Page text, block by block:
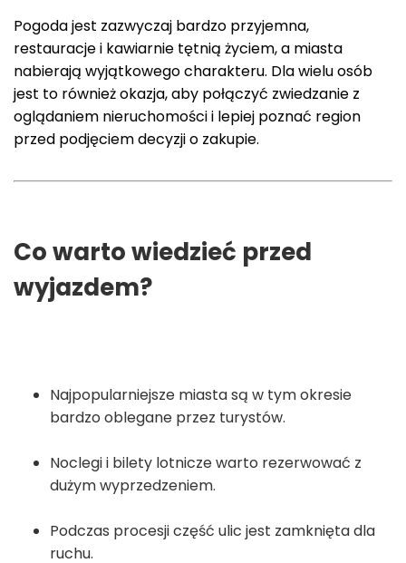
Pogoda jest zazwyczaj bardzo przyjemna,
restauracje i kawiarnie tętnią życiem, a miasta
nabierają wyjątkowego charakteru. Dla wielu osób
jest to również okazja, aby połączyć zwiedzanie z
oglądaniem nieruchomości i lepiej poznać region
przed podjęciem decyzji o zakupie.
Co warto wiedzieć przed
wyjazdem?
Najpopularniejsze miasta są w tym okresie
bardzo oblegane przez turystów.
Noclegi i bilety lotnicze warto rezerwować z
dużym wyprzedzeniem.
Podczas procesji część ulic jest zamknięta dla
ruchu.